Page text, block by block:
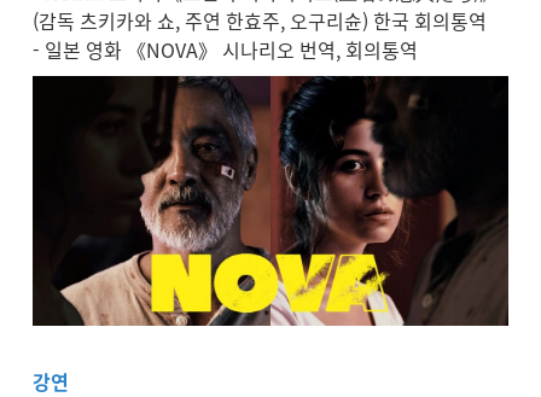
(감독 츠키카와 쇼, 주연 한효주, 오구리슌) 한국 회의통역
- 일본 영화 《NOVA》 시나리오 번역, 회의통역
강연